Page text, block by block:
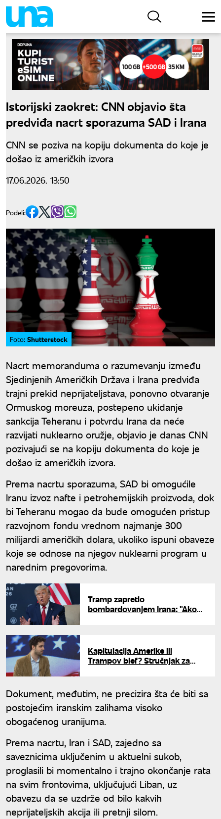
Istorijski zaokret: CNN objavio šta
predviđa nacrt sporazuma SAD i Irana
CNN se poziva na kopiju dokumenta do koje je
došao iz američkih izvora
17.06.2026. 13:50
Podeli:
Foto: Shutterstock
Nacrt memoranduma o razumevanju između
Sjedinjenih Američkih Država i Irana predviđa
trajni prekid neprijateljstava, ponovno otvaranje
Ormuskog moreuza, postepeno ukidanje
sankcija Teheranu i potvrdu Irana da neće
razvijati nuklearno oružje, objavio je danas CNN
pozivajući se na kopiju dokumenta do koje je
došao iz američkih izvora.
Prema nacrtu sporazuma, SAD bi omogućile
Iranu izvoz nafte i petrohemijskih proizvoda, dok
bi Teheranu mogao da bude omogućen pristup
razvojnom fondu vrednom najmanje 300
milijardi američkih dolara, ukoliko ispuni obaveze
koje se odnose na njegov nuklearni program u
narednim pregovorima.
Tramp zapretio
bombardovanjem Irana: "Ako
Kapitulacija Amerike ili
Trampov blef? Stručnjak za
Iranom
Dokument, međutim, ne precizira šta će biti sa
postojećim iranskim zalihama visoko
obogaćenog uranijuma.
Prema nacrtu, Iran i SAD, zajedno sa
saveznicima uključenim u aktuelni sukob,
proglasili bi momentalno i trajno okončanje rata
na svim frontovima, uključujući Liban, uz
obavezu da se uzdrže od bilo kakvih
neprijateljskih akcija ili pretnji silom.